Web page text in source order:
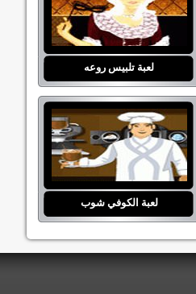
لعبة تلبيس روعه
لعبة الكوفي شوب